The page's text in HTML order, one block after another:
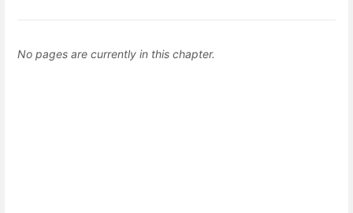
No pages are currently in this chapter.